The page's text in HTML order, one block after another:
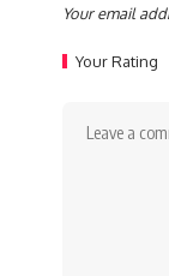
Your email
Your Rating